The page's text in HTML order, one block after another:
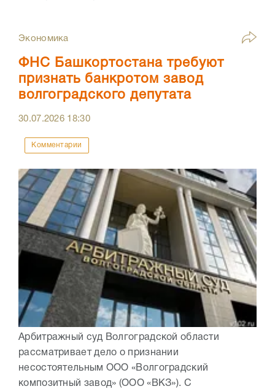
Экономика
ФНС Башкортостана требуют
признать банкротом завод
волгоградского депутата
30.07.2026 18:30
Комментарии
Арбитражный суд Волгоградской области
рассматривает дело о признании
несостоятельным ООО «Волгоградский
композитный завод» (ООО «ВКЗ»). С